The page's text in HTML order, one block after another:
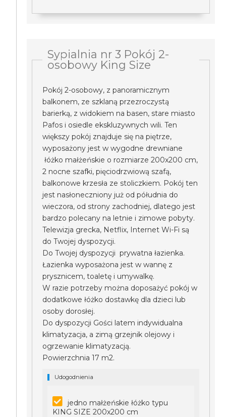
Sypialnia nr 3 Pokój 2-
osobowy King Size
Pokój 2-osobowy, z panoramicznym
balkonem, ze szklaną przezroczystą
barierką, z widokiem na basen, stare miasto
Pafos i osiedle ekskluzywnych wili. Ten
większy pokój znajduje się na piętrze,
wyposażony jest w wygodne drewniane
łóżko małżeńskie o rozmiarze 200x200 cm,
2 nocne szafki, pięciodrzwiową szafą,
balkonowe krzesła ze stoliczkiem. Pokój ten
jest nasłoneczniony już od półudnia do
wieczora, od strony zachodniej, dlatego jest
bardzo polecany na letnie i zimowe pobyty.
Telewizja grecka, Netflix, Internet Wi-Fi są
do Twojej dyspozycji.
Do Twojej dyspozycji prywatna łazienka.
Łazienka wyposażona jest w wannę z
prysznicem, toaletę i umywalkę.
W razie potrzeby można doposażyć pokój w
dodatkowe łóżko dostawkę dla dzieci lub
osoby dorosłej.
Do dyspozycji Gości latem indywidualna
klimatyzacja, a zimą grzejnik olejowy i
ogrzewanie klimatyzacją.
Powierzchnia 17 m2.
Udogodnienia
jedno małżeńskie łóżko typu
KING SIZE 200x200 cm